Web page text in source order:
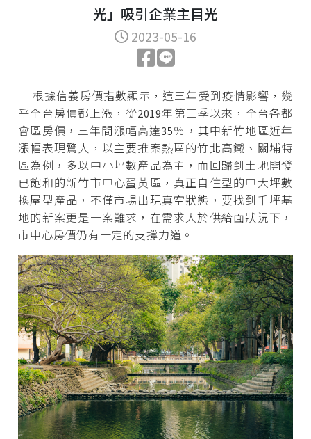
光」吸引企業主目光
2023-05-16
根據信義房價指數顯示，這三年受到疫情影響，幾
乎全台房價都上漲，從2019年第三季以來，全台各都
會區房價，三年間漲幅高達35％，其中新竹地區近年
漲幅表現驚人，以主要推案熱區的竹北高鐵、關埔特
區為例，多以中小坪數產品為主，而回歸到土地開發
已飽和的新竹市中心蛋黃區，真正自住型的中大坪數
換屋型產品，不僅市場出現真空狀態，要找到千坪基
地的新案更是一案難求，在需求大於供給面狀況下，
市中心房價仍有一定的支撐力道。